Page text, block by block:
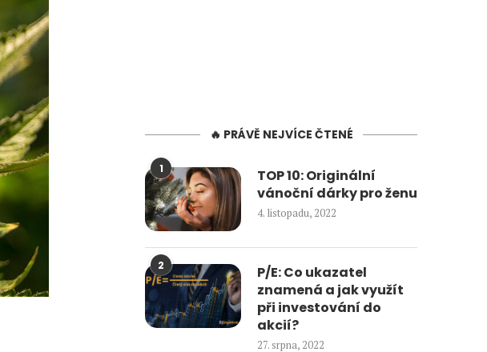
🔥 PRÁVĚ NEJVÍCE ČTENÉ
1
TOP 10: Originální
vánoční dárky pro ženu
4. listopadu, 2022
2
P/E: Co ukazatel
znamená a jak využít
při investování do
akcií?
27. srpna, 2022